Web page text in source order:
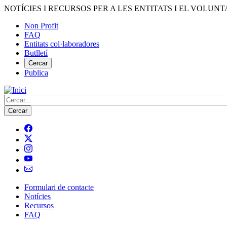
Vés
contingut
NOTÍCIES I RECURSOS PER A LES ENTITATS I EL
Menú
del
compte
d'usuari
Non Profit
FAQ
Entitats col·laboradores
Butlletí
Cercar
Publica
Cerca
Navegació
principal
Formulari de contacte
Notícies
Recursos
FAQ